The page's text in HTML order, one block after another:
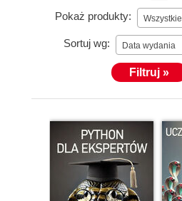
Pokaż produkty: Wszystkie
Sortuj wg: Data wydania
Filtruj »